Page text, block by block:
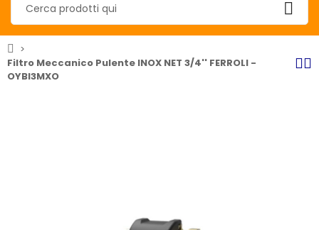
Filtro Meccanico Pulente INOX NET 3/4'' FERROLI -
OYBI3MXO